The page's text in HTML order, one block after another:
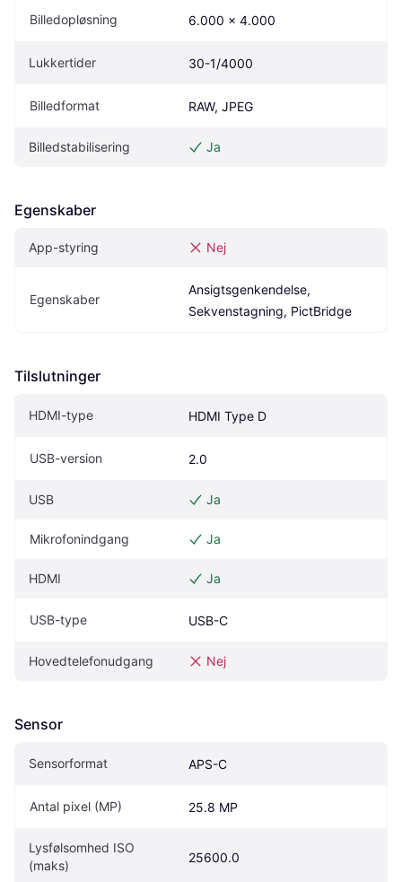
Billedopløsning 6.000 x 4.000
Lukkertider 30-1/4000
Billedformat RAW, JPEG
Billedstabilisering Ja
Egenskaber
App-styring Nej
Egenskaber
Ansigtsgenkendelse,
Sekvenstagning, PictBridge
Tilslutninger
HDMI-type HDMI Type D
USB-version 2.0
USB Ja
Mikrofonindgang Ja
HDMI Ja
USB-type USB-C
Hovedtelefonudgang Nej
Sensor
Sensorformat APS-C
Antal pixel (MP) 25.8 MP
Lysfølsomhed ISO
(maks)
25600.0